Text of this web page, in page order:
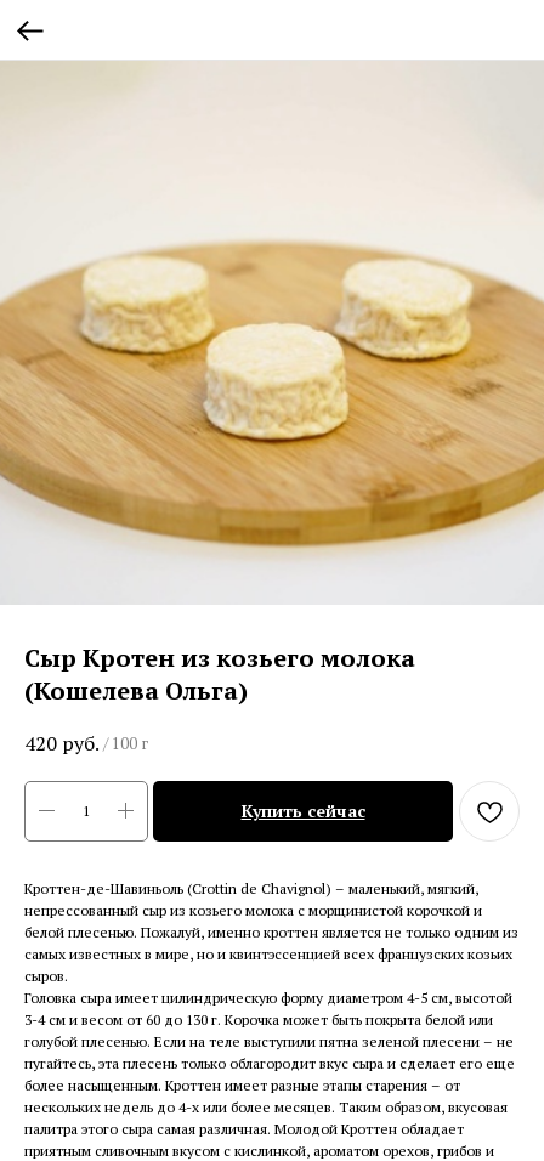
Сыр Кротен из козьего молока
(Кошелева Ольга)
420 руб. / 100 г
Купить сейчас
Кроттен-де-Шавиньоль (Crottin de Chavignol) – маленький, мягкий,
непрессованный сыр из козьего молока с морщинистой корочкой и
белой плесенью. Пожалуй, именно кроттен является не только одним из
самых известных в мире, но и квинтэссенцией всех французских козьих
сыров.
Головка сыра имеет цилиндрическую форму диаметром 4-5 см, высотой
3-4 см и весом от 60 до 130 г. Корочка может быть покрыта белой или
голубой плесенью. Если на теле выступили пятна зеленой плесени – не
пугайтесь, эта плесень только облагородит вкус сыра и сделает его еще
более насыщенным. Кроттен имеет разные этапы старения – от
нескольких недель до 4-х или более месяцев. Таким образом, вкусовая
палитра этого сыра самая различная. Молодой Кроттен обладает
приятным сливочным вкусом с кислинкой, ароматом орехов, грибов и